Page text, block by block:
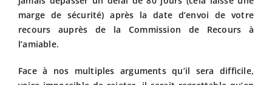
marge de sécurité) après la date d’envoi de votre
recours auprès de la Commission de Recours à
l’amiable.
Face à nos multiples arguments qu’il sera difficile,